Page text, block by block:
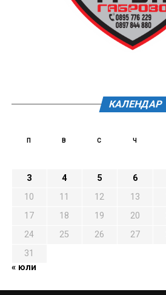
КАЛЕНДАР
П В С Ч
3
4 5 6
10
11 12 13
17
18 19 20
24
25 26 27
31
« юли